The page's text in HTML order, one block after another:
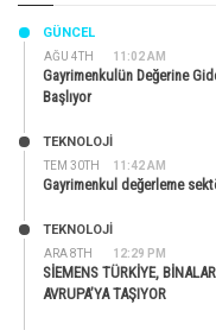
AĞU 4TH 11:02 AM
GÜNCEL
Gayrimenkulün Değerine
Başlıyor
TEM 30TH 11:42 AM
TEKNOLOJİ
Gayrimenkul değerleme
ARA 8TH 12:29 PM
TEKNOLOJİ
SİEMENS TÜRKİYE,
AVRUPA’YA TAŞIYOR